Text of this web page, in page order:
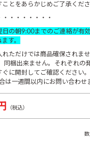
とをあらかじめご了承くださ
・・・・・・・
の朝9:00までのご連絡が有
す。
ただけでは商品確保されま
梱出来ません。それぞれの
に開封してご確認ください。
は一週間以内にお問い合わせ
（税込）